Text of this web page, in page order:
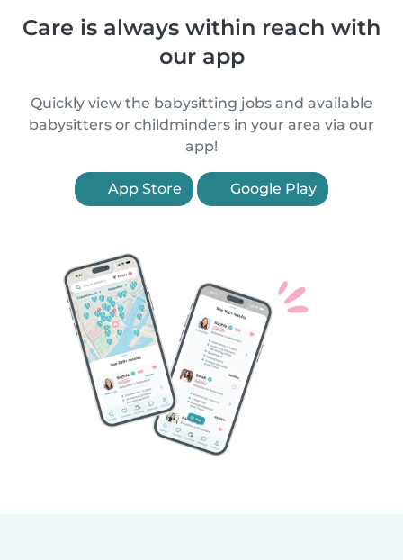
Care is always within reach with
our app
Quickly view the babysitting jobs and available
babysitters or childminders in your area via our
app!
App Store Google Play